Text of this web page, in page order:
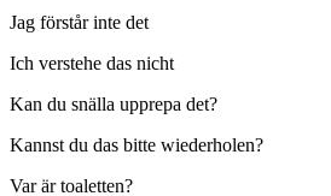
Jag förstår inte det
Ich verstehe das nicht
Kan du snälla upprepa det?
Kannst du das bitte wiederholen?
Var är toaletten?